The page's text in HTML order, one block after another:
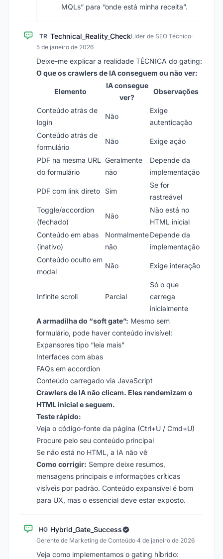
MQLs” para “onde está minha receita”.
TR Technical_Reality_CheckLíder de SEO Técnico·
5 de janeiro de 2026
Deixe-me explicar a realidade TÉCNICA do gating:
O que os crawlers de IA conseguem ou não ver:
Elemento
IA consegue
ver?
Observações
Conteúdo atrás de
login
Não
Exige
autenticação
Conteúdo atrás de
formulário
Não Exige ação
PDF na mesma URL
do formulário
Geralmente
não
Depende da
implementação
PDF com link direto Sim
Se for
rastreável
Toggle/accordion
(fechado)
Não
Não está no
HTML inicial
Conteúdo em abas
(inativo)
Normalmente
não
Depende da
implementação
Conteúdo oculto em
modal
Não Exige interação
Infinite scroll Parcial
Só o que
carrega
inicialmente
A armadilha do “soft gate”: Mesmo sem
formulário, pode haver conteúdo invisível:
Expansores tipo “leia mais”
Interfaces com abas
FAQs em accordion
Conteúdo carregado via JavaScript
Crawlers de IA não clicam. Eles rendemizam o
HTML inicial e seguem.
Teste rápido:
Veja o código-fonte da página (Ctrl+U / Cmd+U)
Procure pelo seu conteúdo principal
Se não está no HTML, a IA não vê
Como corrigir: Sempre deixe resumos,
mensagens principais e informações críticas
visíveis por padrão. Conteúdo expansível é bom
para UX, mas o essencial deve estar exposto.
HG Hybrid_Gate_Success
Gerente de Marketing de Conteúdo·4 de janeiro de 2026
Veja como implementamos o gating híbrido: